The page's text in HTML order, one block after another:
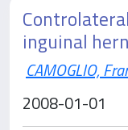
inguinal
CAMOGLIO,
2008-01-01